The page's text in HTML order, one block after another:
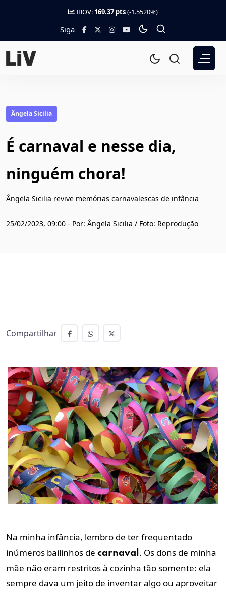
IBOV: 169.37 pts(-1.5520%)
Siga
Ângela Sicilia
É carnaval e nesse dia,
ninguém chora!
Ângela Sicilia revive memórias carnavalescas de infância
25/02/2023, 09:00 - Por: Ângela Sicilia / Foto: Reprodução
Compartilhar
Na minha infância, lembro de ter frequentado
inúmeros bailinhos de carnaval . Os dons de minha
mãe não eram restritos à cozinha tão somente: ela
sempre dava um jeito de inventar algo ou aproveitar